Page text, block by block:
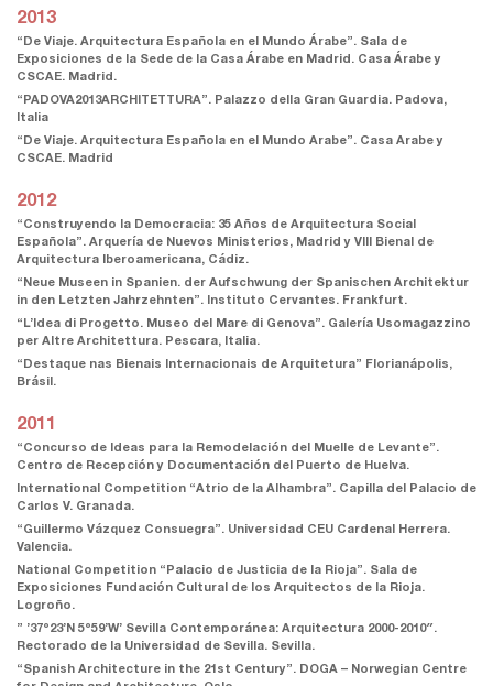
2013
“De Viaje. Arquitectura Española en el Mundo Árabe”. Sala de
Exposiciones de la Sede de la Casa Árabe en Madrid. Casa Árabe y
CSCAE. Madrid.
“PADOVA2013ARCHITETTURA”. Palazzo della Gran Guardia. Padova,
Italia
“De Viaje. Arquitectura Española en el Mundo Arabe”. Casa Arabe y
CSCAE. Madrid
2012
“Construyendo la Democracia: 35 Años de Arquitectura Social
Española”. Arquería de Nuevos Ministerios, Madrid y VIII Bienal de
Arquitectura Iberoamericana, Cádiz.
“Neue Museen in Spanien. der Aufschwung der Spanischen Architektur
in den Letzten Jahrzehnten”. Instituto Cervantes. Frankfurt.
“L’Idea di Progetto. Museo del Mare di Genova”. Galería Usomagazzino
per Altre Architettura. Pescara, Italia.
“Destaque nas Bienais Internacionais de Arquitetura” Florianápolis,
Brásil.
2011
“Concurso de Ideas para la Remodelación del Muelle de Levante”.
Centro de Recepción y Documentación del Puerto de Huelva.
International Competition “Atrio de la Alhambra”. Capilla del Palacio de
Carlos V. Granada.
“Guillermo Vázquez Consuegra”. Universidad CEU Cardenal Herrera.
Valencia.
National Competition “Palacio de Justicia de la Rioja”. Sala de
Exposiciones Fundación Cultural de los Arquitectos de la Rioja.
Logroño.
” ’37º23’N 5º59’W’ Sevilla Contemporánea: Arquitectura 2000-2010″.
Rectorado de la Universidad de Sevilla. Sevilla.
“Spanish Architecture in the 21st Century”. DOGA – Norwegian Centre